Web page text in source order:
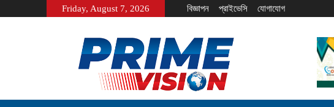
Friday, August 7, 2026 বিজ্ঞাপন প্রাইভেসি যোগাযোগ